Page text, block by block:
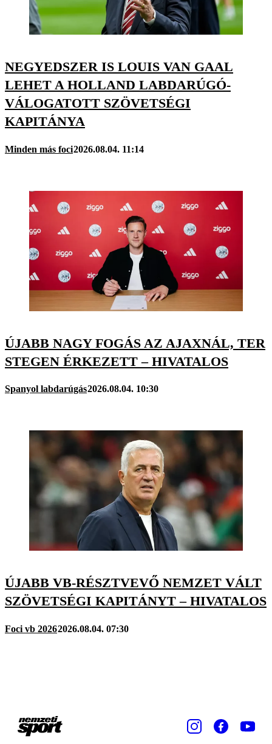
NEGYEDSZER IS LOUIS VAN GAAL
LEHET A HOLLAND LABDARÚGÓ-
VÁLOGATOTT SZÖVETSÉGI
KAPITÁNYA
Minden más foci2026.08.04. 11:14
ÚJABB NAGY FOGÁS AZ AJAXNÁL, TER
STEGEN ÉRKEZETT – HIVATALOS
Spanyol labdarúgás2026.08.04. 10:30
ÚJABB VB-RÉSZTVEVŐ NEMZET VÁLT
SZÖVETSÉGI KAPITÁNYT – HIVATALOS
Foci vb 20262026.08.04. 07:30